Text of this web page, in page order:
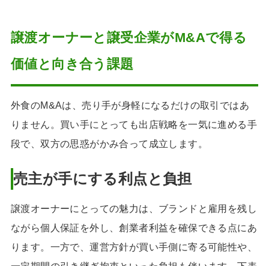
譲渡オーナーと譲受企業がM&Aで得る
価値と向き合う課題
外食のM&Aは、売り手が身軽になるだけの取引ではあ
りません。買い手にとっても出店戦略を一気に進める手
段で、双方の思惑がかみ合って成立します。
売主が手にする利点と負担
譲渡オーナーにとっての魅力は、ブランドと雇用を残し
ながら個人保証を外し、創業者利益を確保できる点にあ
ります。一方で、運営方針が買い手側に寄る可能性や、